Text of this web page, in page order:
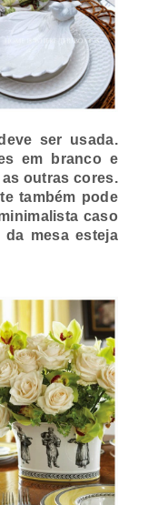
ser usada.
em branco e
outras cores.
também pode
caso
mesa esteja